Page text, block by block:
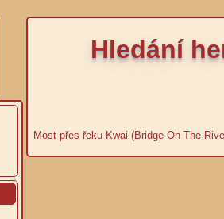
Hledání
Most přes řeku Kwai (Bridge On The